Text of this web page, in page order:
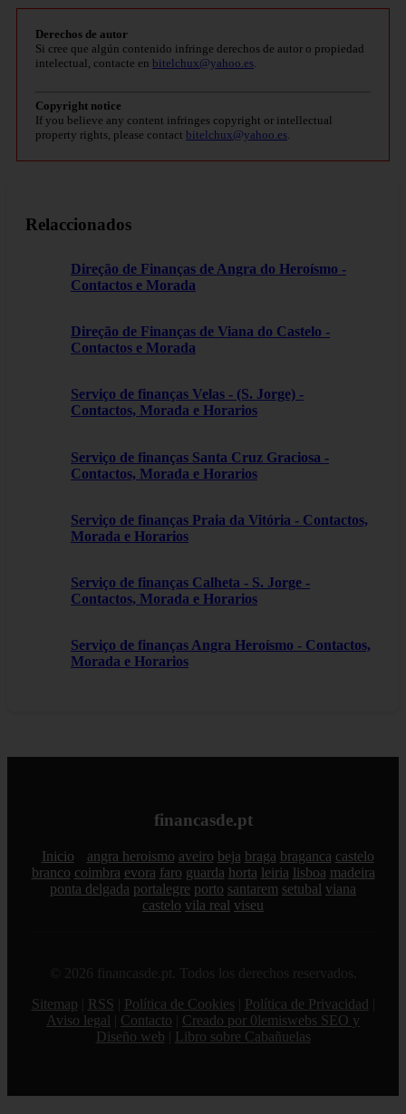
Derechos de autor
Si cree que algún contenido infringe derechos de autor o propiedad
intelectual, contacte en bitelchux@yahoo.es.
Copyright notice
If you believe any content infringes copyright or intellectual
property rights, please contact bitelchux@yahoo.es.
Relaccionados
Direção de Finanças de Angra do Heroísmo -
Contactos e Morada
Direção de Finanças de Viana do Castelo -
Contactos e Morada
Serviço de finanças Velas - (S. Jorge) -
Contactos, Morada e Horarios
Serviço de finanças Santa Cruz Graciosa -
Contactos, Morada e Horarios
Serviço de finanças Praia da Vitória - Contactos,
Morada e Horarios
Serviço de finanças Calheta - S. Jorge -
Contactos, Morada e Horarios
Serviço de finanças Angra Heroísmo - Contactos,
Morada e Horarios
financasde.pt
Inicio angra heroismo aveiro beja braga braganca castelo
branco coimbra evora faro guarda horta leiria lisboa madeira
ponta delgada portalegre porto santarem setubal viana
castelo vila real viseu
© 2026 financasde.pt. Todos los derechos reservados.
Sitemap
RSS Política de Cookies Política de Privacidad
Aviso legal
Contacto
Creado por 0lemiswebs SEO y
Diseño web
Libro sobre Cabañuelas